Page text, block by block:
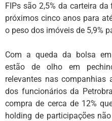
FIPs são 2,5% da carteira
próximos cinco anos para
o peso dos imóveis de 5,9%
Com a queda da bolsa
estão de olho em
relevantes nas companhias
dos funcionários da
compra de cerca de 12%
holding de participações